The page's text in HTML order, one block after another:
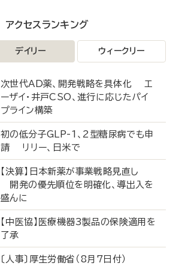
アクセスランキング
デイリー ウィークリー
次世代AD薬、開発戦略を具体化 エ
ーザイ・井戸CSO、進行に応じたパイ
プライン構築
初の低分子GLP-1、2型糖尿病でも申
請 リリー、日米で
【決算】日本新薬が事業戦略見直し
開発の優先順位を明確化、導出入を
盛んに
【中医協】医療機器3製品の保険適用を
了承
〔人事〕厚生労働省（8月7日付）